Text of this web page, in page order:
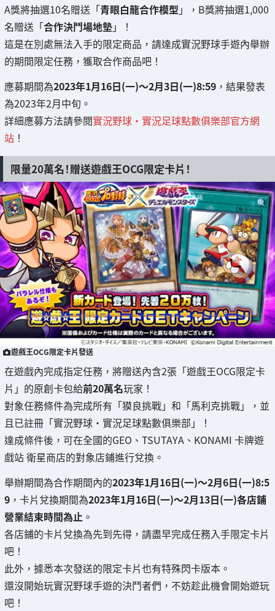
A獎將抽選10名贈送「青眼白龍合作模型 」，B獎將抽選1,000
名贈送「合作決鬥場地墊」！
這是在別處無法入手的限定商品，請達成實況野球手遊內舉辦
的期間限定任務，獲取合作商品吧！
應募期間為2023年1月16日(一)～2月3日(一)8:59 ，結果發表
為2023年2月中旬。
詳細應募方法請參閱實況野球・實況足球點數俱樂部官方網
站 ！
限量20萬名！贈送遊戲王OCG限定卡片！
遊戲王OCG限定卡片發送
在遊戲內完成指定任務，將贈送內含2張「遊戲王OCG限定卡
片」的原創卡包給前20萬名玩家！
對象任務條件為完成所有「獏良挑戰」和「馬利克挑戰」，並
且已註冊「實況野球・實況足球點數俱樂部」！
達成條件後，可在全國的GEO、TSUTAYA、KONAMI 卡牌遊
戲站 衛星商店的對象店鋪進行兌換。
舉辦期間為合作期間內的2023年1月16日(一)～2月6日(一)8:5
9 ，卡片兌換期間為2023年1月16日(一)～2月13日(一)各店鋪
營業結束時間為止 。
各店鋪的卡片兌換為先到先得，請盡早完成任務入手限定卡片
吧！
此外，據悉本次發送的限定卡片也有特殊閃卡版本。
還沒開始玩實況野球手遊的決鬥者們，不妨趁此機會開始遊玩
吧！